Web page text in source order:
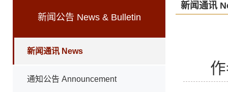
新闻公告 News & Bulletin
新闻通讯 News
通知公告 Announcement
新闻通讯